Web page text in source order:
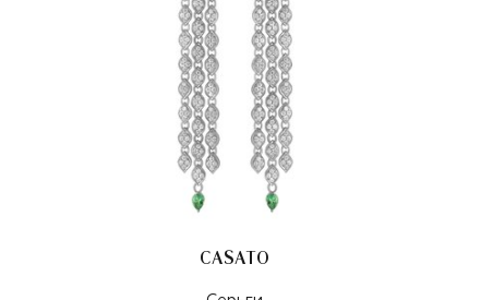
CASATO